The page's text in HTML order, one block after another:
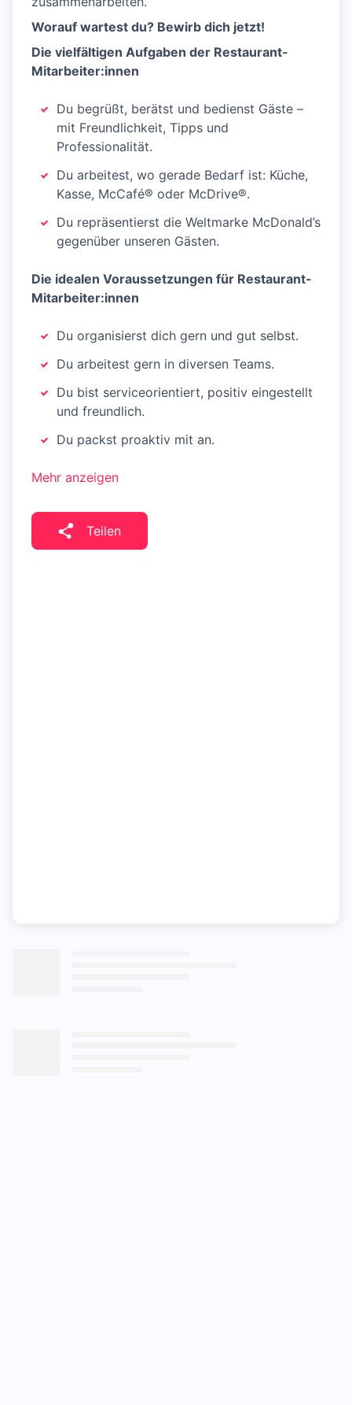
Worauf wartest du? Bewirb dich jetzt!
Die vielfältigen Aufgaben der Restaurant-
Mitarbeiter:innen
Du begrüßt, berätst und bedienst Gäste –
mit Freundlichkeit, Tipps und
Professionalität.
Du arbeitest, wo gerade Bedarf ist: Küche,
Kasse, McCafé® oder McDrive®.
Du repräsentierst die Weltmarke McDonald’s
gegenüber unseren Gästen.
Die idealen Voraussetzungen für Restaurant-
Mitarbeiter:innen
Du organisierst dich gern und gut selbst.
Du arbeitest gern in diversen Teams.
Du bist serviceorientiert, positiv eingestellt
und freundlich.
Du packst proaktiv mit an.
Mehr anzeigen
Teilen